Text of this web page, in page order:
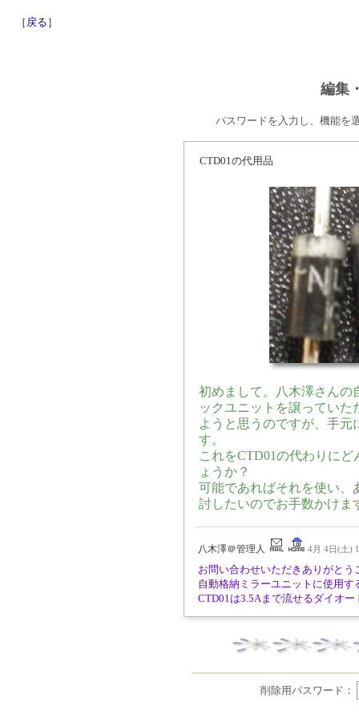
［戻る］
編集
パスワードを入力し、機能を
CTD01の代用品
初めまして。八木澤さんの
ックユニットを譲ってい
ようと思うのですが、手元
す。
これをCTD01の代わりに
ょうか？
可能であればそれを使い、
討したいのでお手数かけま
八木澤＠管理人 4月 4日(土)
お問い合わせいただきありがとう
自動格納ミラーユニットに使用
CTD01は3.5Aまで流せるダイオ
削除用パスワード：